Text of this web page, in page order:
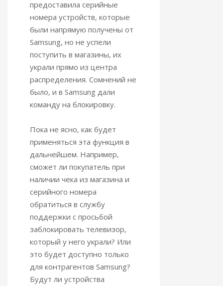
предоставила серийные
номера устройств, которые
были напрямую получены от
Samsung, но не успели
поступить в магазины, их
украли прямо из центра
распределения. Сомнений не
было, и в Samsung дали
команду на блокировку.
Пока не ясно, как будет
применяться эта функция в
дальнейшем. Например,
сможет ли покупатель при
наличии чека из магазина и
серийного номера
обратиться в службу
поддержки с просьбой
заблокировать телевизор,
который у него украли? Или
это будет доступно только
для контрагентов Samsung?
Будут ли устройства